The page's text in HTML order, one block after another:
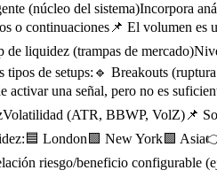
(núcleo del sistema)Incorpora
o continuaciones📌 El volumen
liquidez (trampas de
tipos de setups:🔹 Breakouts
una señal, pero no es
(ATR, BBWP, VolZ)📌
London🟪 New York🟩
riesgo/beneficio configurable